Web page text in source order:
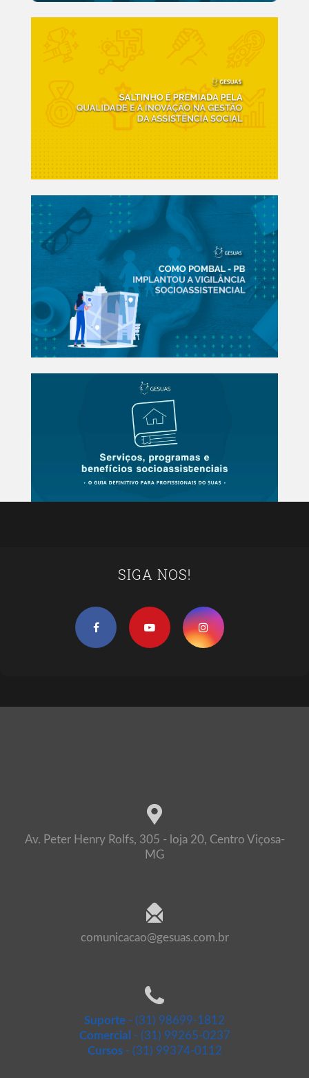
SIGA NOS!
Av. Peter Henry Rolfs, 305 - loja 20, Centro Viçosa-
MG
comunicacao@gesuas.com.br
Suporte - (31) 98699-1812
Comercial - (31) 99265-0237
Cursos- (31) 99374-0112